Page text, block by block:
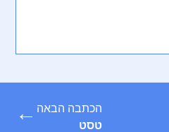
הכתבה הבאה
טסט
←